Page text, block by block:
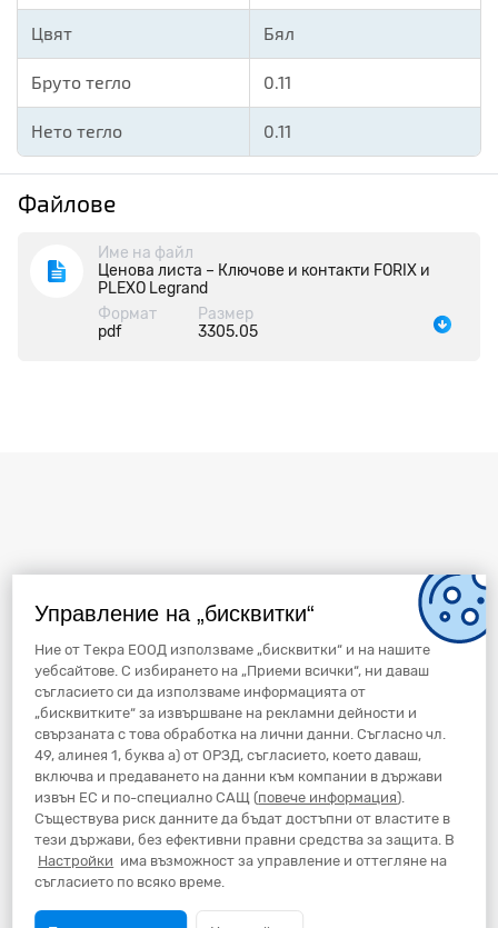
Управление на „бисквитки“
Ние от Текра ЕООД използваме „бисквитки“ и на нашите
уебсайтове. С избирането на „Приеми всички“, ни даваш
съгласието си да използваме информацията от
„бисквитките“ за извършване на рекламни дейности и
свързаната с това обработка на лични данни. Съгласно чл.
49, алинея 1, буква а) от ОРЗД, съгласието, което даваш,
включва и предаването на данни към компании в държави
извън ЕС и по-специално САЩ (повече информация).
Съществува риск данните да бъдат достъпни от властите в
тези държави, без ефективни правни средства за защита. В
Настройки има възможност за управление и оттегляне на
съгласието по всяко време.
Цвят Бял
Бруто тегло 0.11
Нето тегло 0.11
Файлове
Име на файл
Ценова листа – Ключове и контакти FORIX и
PLEXO Legrand
Формат
pdf
Размер
3305.05